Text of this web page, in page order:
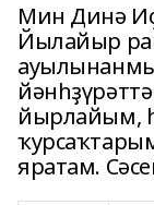
Мин Динә
Йылайыр
йырлайым,
яратам.